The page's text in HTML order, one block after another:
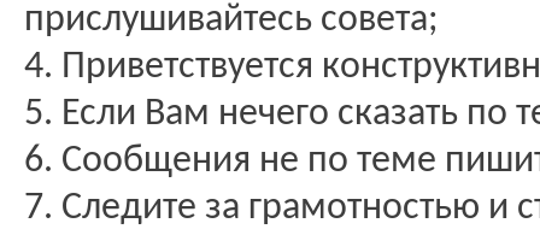
прислушивайтесь совета;
4. Приветствуется
5. Если Вам нечего сказать по
6. Сообщения не по теме
7. Следите за грамотностью и